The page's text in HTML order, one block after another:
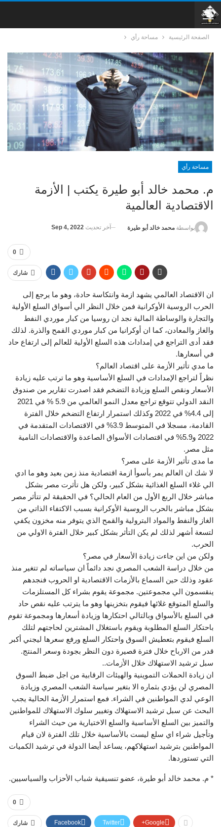
الصفحة الرئيسية مساحة رأي
مساحة رأي
م. محمد خالد أبو طيرة يكتب | الأزمة
الاقتصادية العالمية
بواسطة محمد خالد أبو طيرة آخر تحديث Sep 4, 2022
0
شارك
ان الاقتصاد العالمي يشهد ازمة وانتكاسة حادة، وهو ما يرجع إلى
الحرب الروسية الأوكرانية فمن خلال النظر الي أسواق السلع الأولية
والتجارة والوساطة المالية نجد ان روسيا من كبار موردي النفط
والغاز والمعادن، كما ان أوكرانيا من كبار موردي القمح والذرة. لذلك
فقد أدى التراجع في إمدادات هذه السلع الأولية للعالم إلى ارتفاع حاد
في أسعارها.
ما مدي تأثير الأزمة على اقتصاد العالم؟
نظراً لتراجع الإمدادات في السلع الأساسية وهو ما ترتب عليه زيادة
الأسعار ونقص السلع وزيادة التضخم فقد اصدرت تقارير من صندوق
النقد الدولي تتوقع تراجع معدل النمو العالمي من 5.9 % في 2021
إلى 4.4% في 2022 وكذلك استمرار ارتفاع التضخم خلال الفترة
القادمة، مسجلا في المتوسط 3.9% في الاقتصادات المتقدمة في
2022 و5.9% في اقتصادات الأسواق الصاعدة والاقتصادات النامية
مثل مصر.
ما مدى تأثير الأزمة على مصر؟
لا شك ان العالم يمر بأسوأ ازمة اقتصادية منذ زمن بعيد وهو ما ادي
الي غلاء السلع الغذائية بشكل كبير، ولكن هل تأثرت مصر بشكل
مباشر خلال الربع الأول من العام الحالي؟ في الحقيقة لم تتأثر مصر
بشكل مباشر بالحرب الروسية الأوكرانية بسبب الاكتفاء الذاتي من
الغاز والنفط والمواد البترولية والقمح الذي يتوفر منه مخزون يكفي
لتسعة أشهر لذلك لم يكن التأثر بشكل كبير خلال الفترة الاولي من
الحرب.
ولكن من اين جاءت زيادة الأسعار في مصر؟
من خلال دراسة الشعب المصري نجد دائماً ان سياساته لم تتغير منذ
عقود وذلك حين السماع بالأزمات الاقتصادية او الحروب فنجدهم
ينقسمون الي مجموعتين. مجموعة يقوم بشراء كل المستلزمات
والسلع المتوقع غلائها فيقوم بتخزينها وهو ما يترتب عليه نقص حاد
في السلع بالأسواق وبالتالي احتكارها وزيادة أسعارها ومجموعة تقوم
باحتكار السلع المطلوبة ويقوم باستغلال المشترين لحاجتهم لتلك
السلع فيقوم بتعطيش السوق واحتكار السلع ورفع سعرها ليجني أكبر
قدر من الارباح خلال فترة قصيرة دون النظر بجودة وسعر المنتج.
سبل ترشيد الاستهلاك خلال الأزمات..
ان زيادة الحملات التموينية والهيئات الرقابية من اجل ضبط السوق
المصري لن يؤدي بثماره الا بتغير سياسة الشعب المصري وزيادة
الوعي لدي المواطنين في الشراء. فمع استمرار الأزمة الحالية يجب
البحث عن سبل ترشيد الاستهلاك وتغيير سلوك الاستهلاك للمواطنين
والتميز بين السلع الأساسية والسلع الاختيارية من حيث الشراء
وتأجيل شراء اي سلع ليست بالأساسية خلال تلك الفترة لان قيام
المواطنين بترشيد استهلاكهم، يساعد أيضا الدولة في ترشيد الكميات
التي تستوردها.
* م. محمد خالد أبو طيرة، عضو تنسيقية شباب الأحزاب والسياسيين.
0
شارك Facebook Twitter Google+